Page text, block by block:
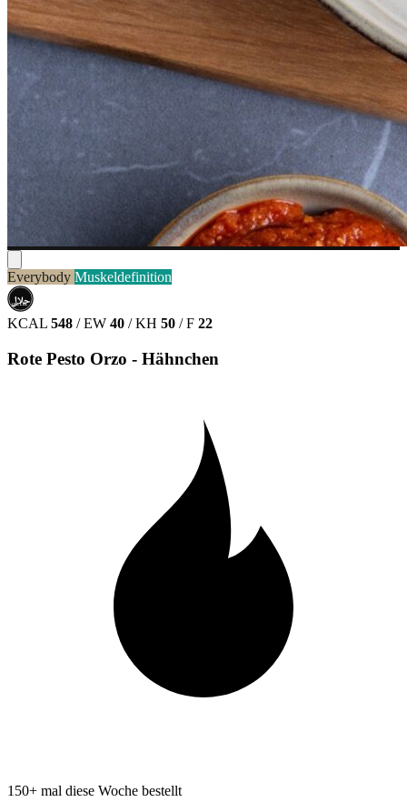
Everybody Muskeldefinition
حلال
HALAL
KCAL 548 / EW 40 / KH 50 / F 22
Rote Pesto Orzo - Hähnchen
150+ mal diese Woche bestellt